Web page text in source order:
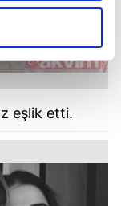
sunmak
adına
bu noktada,
tek gelir
vermedikleri
İnternet
eşlik etti.